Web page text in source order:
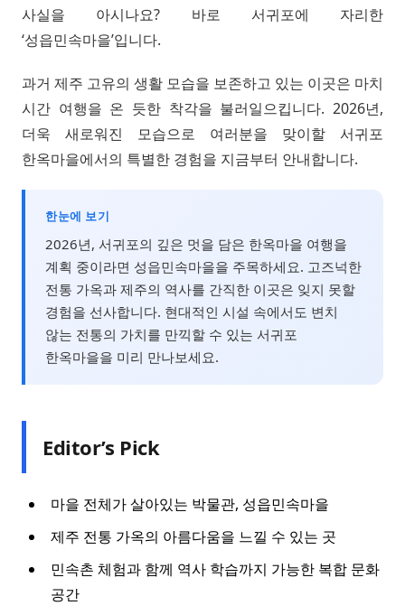
사실을 아시나요? 바로 서귀포에 자리한
‘성읍민속마을’입니다.
과거 제주 고유의 생활 모습을 보존하고 있는 이곳은 마치
시간 여행을 온 듯한 착각을 불러일으킵니다. 2026년,
더욱 새로워진 모습으로 여러분을 맞이할 서귀포
한옥마을에서의 특별한 경험을 지금부터 안내합니다.
한눈에 보기
2026년, 서귀포의 깊은 멋을 담은 한옥마을 여행을
계획 중이라면 성읍민속마을을 주목하세요. 고즈넉한
전통 가옥과 제주의 역사를 간직한 이곳은 잊지 못할
경험을 선사합니다. 현대적인 시설 속에서도 변치
않는 전통의 가치를 만끽할 수 있는 서귀포
한옥마을을 미리 만나보세요.
Editor’s Pick
마을 전체가 살아있는 박물관, 성읍민속마을
제주 전통 가옥의 아름다움을 느낄 수 있는 곳
민속촌 체험과 함께 역사 학습까지 가능한 복합 문화
공간